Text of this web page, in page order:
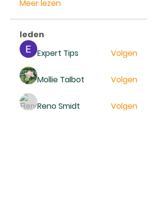
Meer lezen
leden
Expert Tips
Volgen
Mollie Talbot Volgen
Reno Smidt Volgen